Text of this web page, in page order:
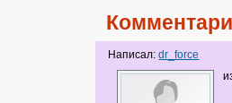
Написал:dr_force